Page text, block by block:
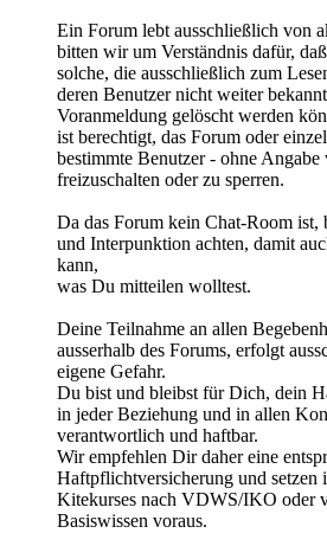
Ein Forum lebt ausschließlich von
bitten wir um Verständnis dafür,
solche, die ausschließlich zum
deren Benutzer nicht weiter
Voranmeldung gelöscht werden
ist berechtigt, das Forum oder
bestimmte Benutzer - ohne
freizuschalten oder zu sperren.
Da das Forum kein Chat-Room ist,
und Interpunktion achten, damit
kann,
was Du mitteilen wolltest.
Deine Teilnahme an allen
ausserhalb des Forums, erfolgt
eigene Gefahr.
Du bist und bleibst für Dich, dein
in jeder Beziehung und in allen
verantwortlich und haftbar.
Wir empfehlen Dir daher eine
Haftpflichtversicherung und setzen
Kitekurses nach VDWS/IKO oder
Basiswissen voraus.